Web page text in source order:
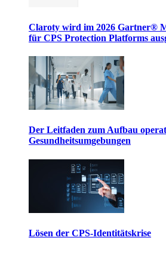
Claroty wird im 2026 Gartner®
für CPS Protection Platforms
Der Leitfaden zum Aufbau
Gesundheitsumgebungen
Lösen der CPS-Identitätskrise